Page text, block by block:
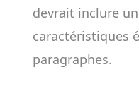
devrait inclure
caractéristiques
paragraphes.